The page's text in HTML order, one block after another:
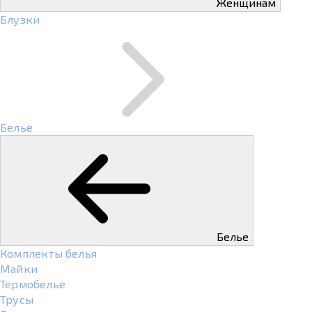
Женщинам
Блузки
Белье
Белье
Комплекты белья
Майки
Термобелье
Трусы